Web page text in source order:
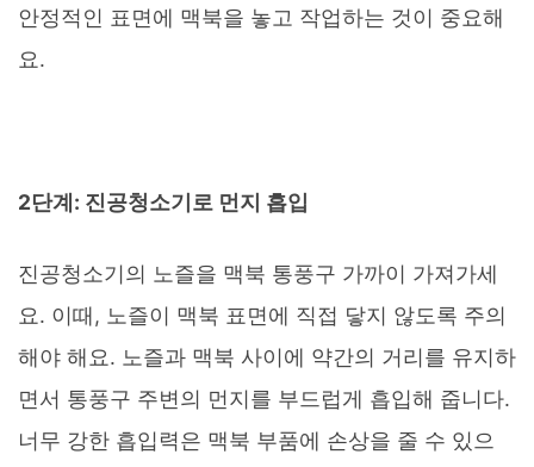
안정적인 표면에 맥북을 놓고 작업하는 것이 중요해
요.
2단계: 진공청소기로 먼지 흡입
진공청소기의 노즐을 맥북 통풍구 가까이 가져가세
요. 이때, 노즐이 맥북 표면에 직접 닿지 않도록 주의
해야 해요. 노즐과 맥북 사이에 약간의 거리를 유지하
면서 통풍구 주변의 먼지를 부드럽게 흡입해 줍니다.
너무 강한 흡입력은 맥북 부품에 손상을 줄 수 있으